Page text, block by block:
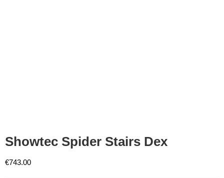
Showtec Spider Stairs Dex
€743.00